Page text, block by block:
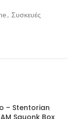
, Συσκευές
– Stentorian
Squonk Box